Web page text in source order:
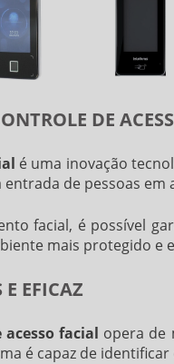
DE
é uma inovação
de pessoas em
facial, é possível
mais protegido e
EFICAZ
facial opera de
é capaz de